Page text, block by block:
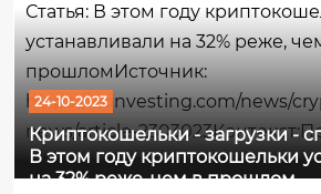
надежды на то, что
система воздержится...
Статья: В этом году
устанавливали на 32% реже,
прошломИсточник:
https://ru.investing.com/news/
news/article-
AltIndex.com, за девять месяцев
24-10-2023
Криптокошельки - загрузки -
В этом году криптокошельки
на 32% реже, чем в прошлом